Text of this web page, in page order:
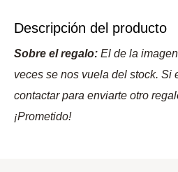
Descripción del producto
Sobre el regalo: El de la
veces se nos vuela del stock. Si
contactar para enviarte otro
¡Prometido!